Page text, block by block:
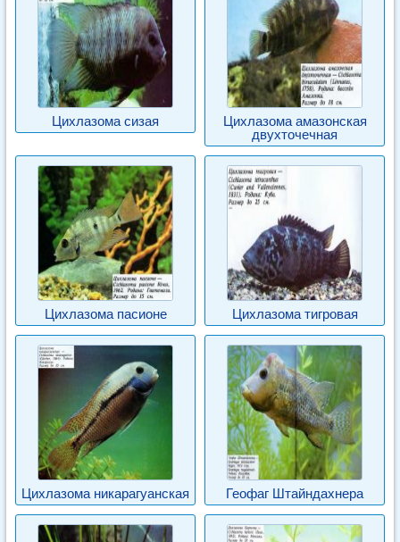
Цихлазома сизая
Цихлазома амазонская
двухточечная
Цихлазома пасионе Цихлазома тигровая
Цихлазома никарагуанская Геофаг Штайндахнера